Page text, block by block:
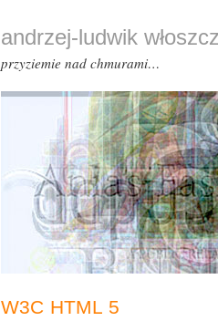
W3C HTML 5
andrzej-ludwik
przyziemie nad chmurami…